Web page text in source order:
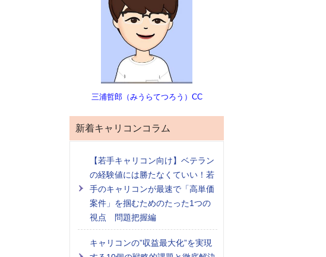
三浦哲郎（みうらてつろう）CC
新着キャリコンコラム
【若手キャリコン向け】ベテラン
の経験値には勝たなくていい！若
手のキャリコンが最速で「高単価
案件」を掴むためのたった1つの
視点 問題把握編
キャリコンの”収益最大化”を実現